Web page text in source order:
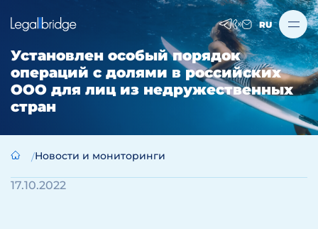
RU
Установлен особый порядок
операций с долями в российских
ООО для лиц из недружественных
стран
Новости и мониторинги
17.10.2022